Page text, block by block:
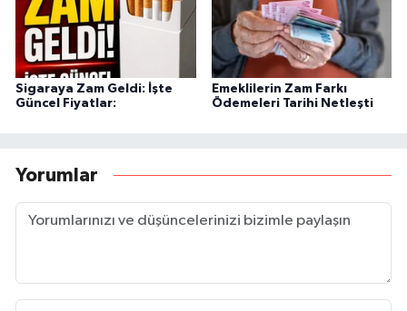
Sigaraya Zam Geldi: İşte
Güncel Fiyatlar:
Emeklilerin Zam Farkı
Ödemeleri Tarihi Netleşti
Yorumlar